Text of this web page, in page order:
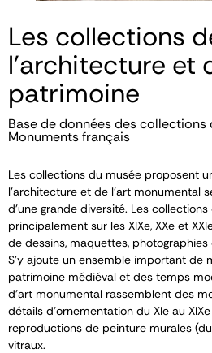
Les collections
l'architecture et
patrimoine
Base de données des collections
Monuments français
Les collections du musée proposent
l’architecture et de l’art monumental
d’une grande diversité. Les
principalement sur les XIXe, XXe et XXI
de dessins, maquettes,
S’y ajoute un ensemble important de
patrimoine médiéval et des temps
d’art monumental rassemblent des
détails d’ornementation du XIe au XIXe
reproductions de peinture murales
vitraux.